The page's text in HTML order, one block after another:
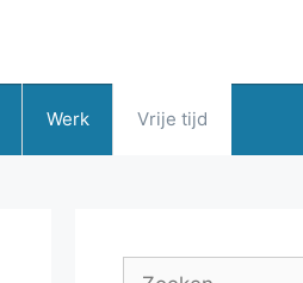
Werk Vrije tijd
Zoek